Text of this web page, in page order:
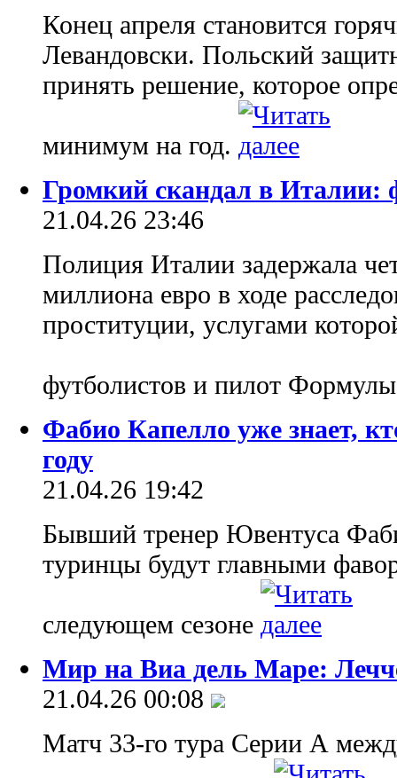
Конец апреля становится
Левандовски. Польский
принять решение, которое
минимум на год.
Громкий скандал в Италии:
21.04.26 23:46
Полиция Италии задержала
миллиона евро в ходе
проституции, услугами
футболистов и пилот
Фабио Капелло уже знает,
году
21.04.26 19:42
Бывший тренер Ювентуса
туринцы будут главными
следующем сезоне
Мир на Виа дель Маре:
21.04.26 00:08
Матч 33-го тура Серии А